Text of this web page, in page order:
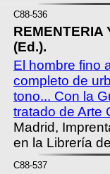
C88-536
REMENTERIA
(Ed.).
El hombre fino
completo de
tono... Con la
tratado de Arte
Madrid,
en la Librería
C88-537